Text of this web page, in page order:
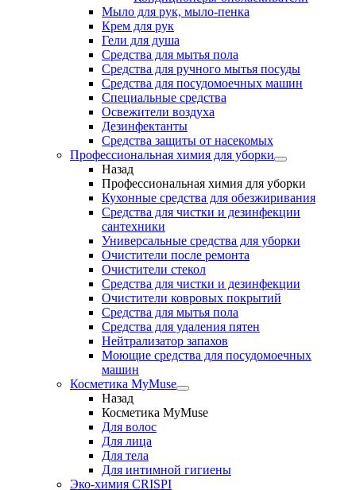
Мыло для рук, мыло-пенка
Крем для рук
Гели для душа
Средства для мытья пола
Средства для ручного мытья посуды
Средства для посудомоечных машин
Специальные средства
Освежители воздуха
Дезинфектанты
Средства защиты от насекомых
Профессиональная химия для уборки
Назад
Профессиональная химия для уборки
Кухонные средства для обезжиривания
Средства для чистки и дезинфекции
сантехники
Универсальные средства для уборки
Очистители после ремонта
Очистители стекол
Средства для чистки и дезинфекции
Очистители ковровых покрытий
Средства для мытья пола
Средства для удаления пятен
Нейтрализатор запахов
Моющие средства для посудомоечных
машин
Косметика MyMuse
Назад
Косметика MyMuse
Для волос
Для лица
Для тела
Для интимной гигиены
Эко-химия CRISPI